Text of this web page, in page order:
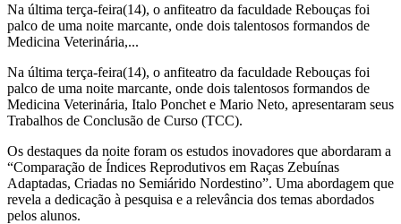
Na última terça-feira(14), o anfiteatro da faculdade Rebouças foi
palco de uma noite marcante, onde dois talentosos formandos de
Medicina Veterinária,...
Na última terça-feira(14), o anfiteatro da faculdade Rebouças foi
palco de uma noite marcante, onde dois talentosos formandos de
Medicina Veterinária, Italo Ponchet e Mario Neto, apresentaram seus
Trabalhos de Conclusão de Curso (TCC).
Os destaques da noite foram os estudos inovadores que abordaram a
“Comparação de Índices Reprodutivos em Raças Zebuínas
Adaptadas, Criadas no Semiárido Nordestino”. Uma abordagem que
revela a dedicação à pesquisa e a relevância dos temas abordados
pelos alunos.